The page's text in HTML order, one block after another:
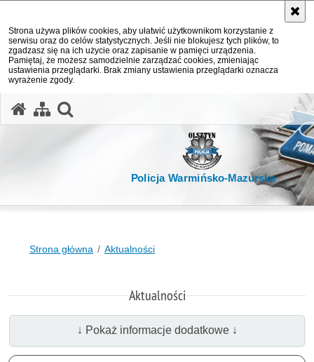
Strona używa plików cookies, aby ułatwić użytkownikom korzystanie z
serwisu oraz do celów statystycznych. Jeśli nie blokujesz tych plików, to
zgadzasz się na ich użycie oraz zapisanie w pamięci urządzenia.
Pamiętaj, że możesz samodzielnie zarządzać cookies, zmieniając
ustawienia przeglądarki. Brak zmiany ustawienia przeglądarki oznacza
wyrażenie zgody.
Policja Warmińsko-Mazurska
Strona główna Aktualności
Aktualności
↓ Pokaż informacje dodatkowe ↓